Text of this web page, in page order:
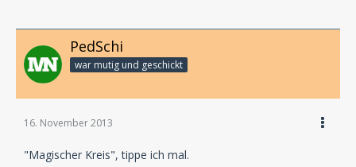
PedSchi
war mutig und geschickt
16. November 2013
"Magischer Kreis", tippe ich mal.